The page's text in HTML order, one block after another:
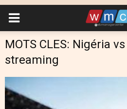
MOTS CLES: Nigéria
streaming